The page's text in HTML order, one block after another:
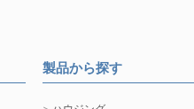
製品から探す